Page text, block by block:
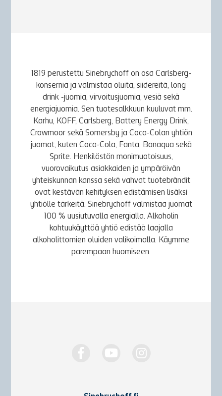
1819 perustettu Sinebrychoff on osa Carlsberg-
konsernia ja valmistaa oluita, siidereitä, long
drink -juomia, virvoitusjuomia, vesiä sekä
energiajuomia. Sen tuotesalkkuun kuuluvat mm.
Karhu, KOFF, Carlsberg, Battery Energy Drink,
Crowmoor sekä Somersby ja Coca-Colan yhtiön
juomat, kuten Coca-Cola, Fanta, Bonaqua sekä
Sprite. Henkilöstön monimuotoisuus,
vuorovaikutus asiakkaiden ja ympäröivän
yhteiskunnan kanssa sekä vahvat tuotebrändit
ovat kestävän kehityksen edistämisen lisäksi
yhtiölle tärkeitä. Sinebrychoff valmistaa juomat
100 % uusiutuvalla energialla. Alkoholin
kohtuukäyttöä yhtiö edistää laajalla
alkoholittomien oluiden valikoimalla. Käymme
parempaan huomiseen.